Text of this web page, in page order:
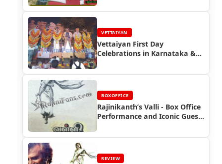
VETTAIYAN
Vettaiyan First Day
Celebrations in Karnataka &
BOXOFFICE
Rajinikanth’s Valli - Box Office
Performance and Iconic Guest
REVIEW